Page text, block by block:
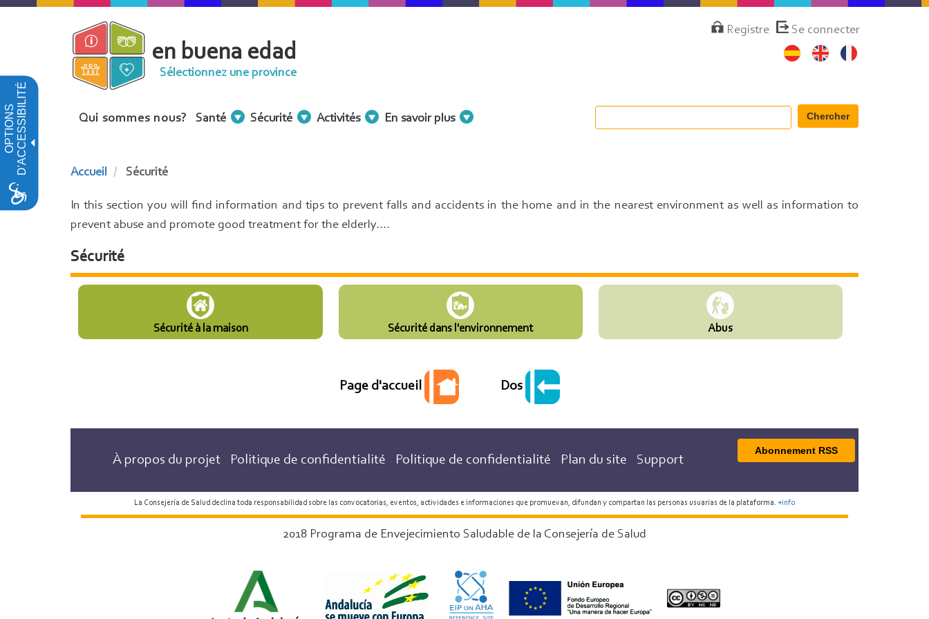
OPTIONSD'ACCESSIBILITÉ
Aller
MenúRegistre Se connecter
en buena edad
Sélectionnez une province
Menu
Qui sommes nous? Santé Sécurité Activités En savoir plus Chercher
Accueil Sécurité
In this section you will find information and tips to prevent falls and accidents in the home and in the nearest environment as well as information to
prevent abuse and promote good treatment for the elderly....
Sécurité
Sécurité à la maison Sécurité dans l'environnement Abus
Page d'accueil Dos
À propos du projet Politique de confidentialité Politique de confidentialité Plan du site Support
Abonnement RSS
La Consejería de Salud declina toda responsabilidad sobre las convocatorias, eventos, actividades e informaciones que promuevan, difundan y compartan las personas usuarias de la plataforma. +info
2018 Programa de Envejecimiento Saludable de la Consejería de Salud